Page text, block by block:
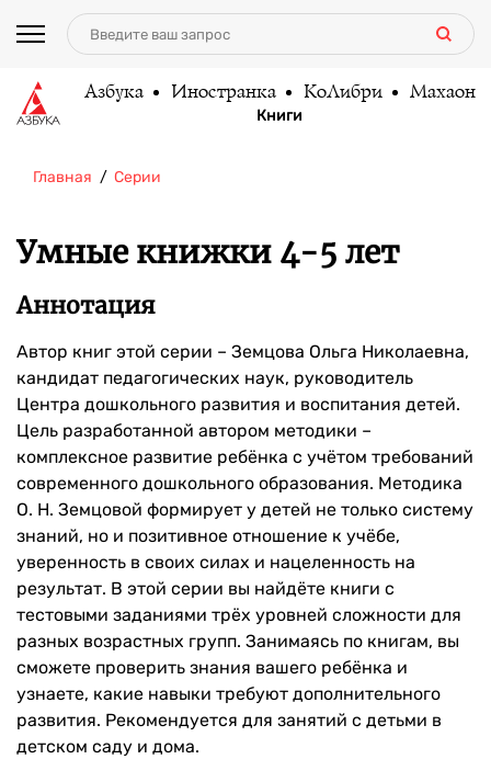
Азбука Иностранка КоЛибри Махаон
Книги
Главная Серии
Умные книжки 4-5 лет
Аннотация
Автор книг этой серии – Земцова Ольга Николаевна,
кандидат педагогических наук, руководитель
Центра дошкольного развития и воспитания детей.
Цель разработанной автором методики –
комплексное развитие ребёнка с учётом требований
современного дошкольного образования. Методика
О. Н. Земцовой формирует у детей не только систему
знаний, но и позитивное отношение к учёбе,
уверенность в своих силах и нацеленность на
результат. В этой серии вы найдёте книги с
тестовыми заданиями трёх уровней сложности для
разных возрастных групп. Занимаясь по книгам, вы
сможете проверить знания вашего ребёнка и
узнаете, какие навыки требуют дополнительного
развития. Рекомендуется для занятий с детьми в
детском саду и дома.